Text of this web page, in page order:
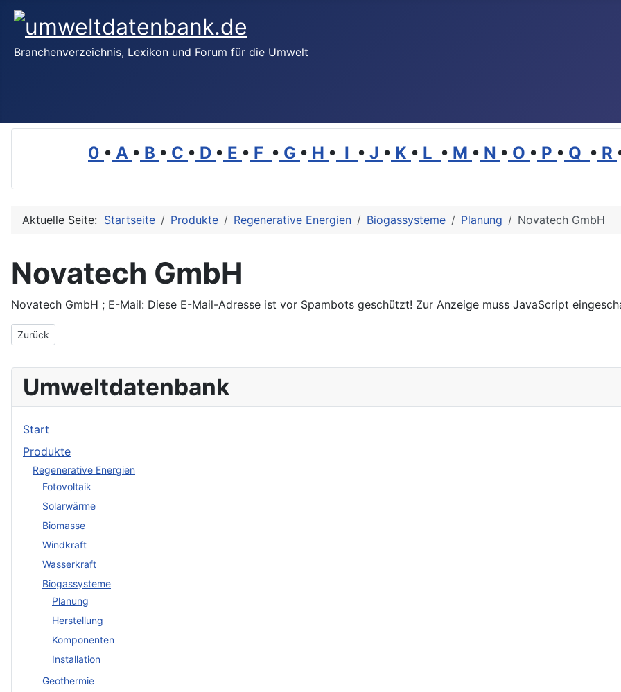
Branchenverzeichnis, Lexikon und Forum für die Umwelt
0 • A • B • C • D • E • F • G • H • I • J • K • L • M • N • O • P • Q • R
Aktuelle Seite: Startseite Produkte Regenerative Energien Biogassysteme Planung Novatech GmbH
Novatech GmbH
Novatech GmbH ; E-Mail: Diese E-Mail-Adresse ist vor Spambots geschützt! Zur Anzeige muss JavaScript
Vorheriger Beitrag: Meixner Gülletechnik e. K.
Zurück
Umweltdatenbank
Start
Produkte
Regenerative Energien
Fotovoltaik
Solarwärme
Biomasse
Windkraft
Wasserkraft
Biogassysteme
Planung
Herstellung
Komponenten
Installation
Geothermie